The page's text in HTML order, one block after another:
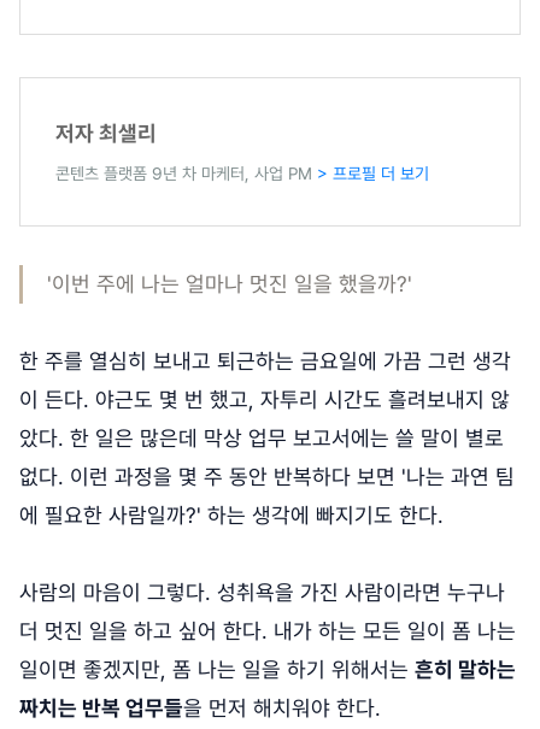
저자 최샐리
콘텐츠 플랫폼 9년 차 마케터, 사업 PM > 프로필 더 보기
'이번 주에 나는 얼마나 멋진 일을 했을까?'
한 주를 열심히 보내고 퇴근하는 금요일에 가끔 그런 생각
이 든다. 야근도 몇 번 했고, 자투리 시간도 흘려보내지 않
았다. 한 일은 많은데 막상 업무 보고서에는 쓸 말이 별로
없다. 이런 과정을 몇 주 동안 반복하다 보면 '나는 과연 팀
에 필요한 사람일까?' 하는 생각에 빠지기도 한다.
사람의 마음이 그렇다. 성취욕을 가진 사람이라면 누구나
더 멋진 일을 하고 싶어 한다. 내가 하는 모든 일이 폼 나는
일이면 좋겠지만, 폼 나는 일을 하기 위해서는 흔히 말하는
짜치는 반복 업무들을 먼저 해치워야 한다.